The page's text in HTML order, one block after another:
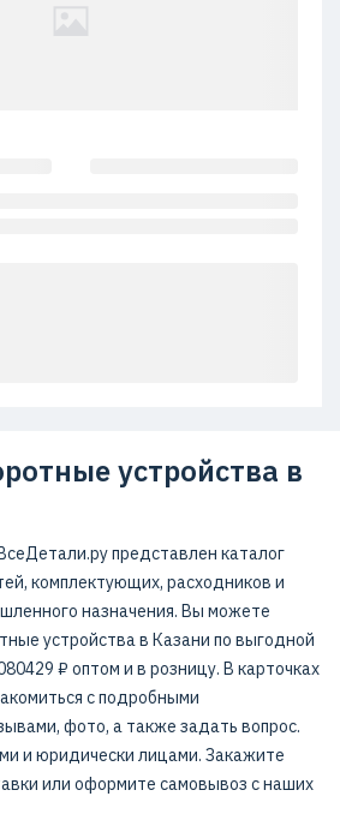
устройства в
представлен каталог
комплектующих, расходников и
назначения. Вы можете
устройства в Казани по выгодной
₽ оптом и в розницу. В карточках
с подробными
фото, а также задать вопрос.
и юридически лицами. Закажите
или оформите самовывоз с наших